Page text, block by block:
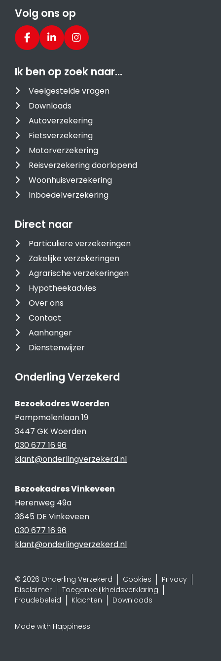
Volg ons op
Ik ben op zoek naar…
Veelgestelde vragen
Downloads
Autoverzekering
Fietsverzekering
Motorverzekering
Reisverzekering doorlopend
Woonhuisverzekering
Inboedelverzekering
Direct naar
Particuliere verzekeringen
Zakelijke verzekeringen
Agrarische verzekeringen
Hypotheekadvies
Over ons
Contact
Aanhanger
Dienstenwijzer
Onderling Verzekerd
Bezoekadres Woerden
Pompmolenlaan 19
3447 GK Woerden
030 677 16 96
klant@onderlingverzekerd.nl
Bezoekadres Vinkeveen
Herenweg 49a
3645 DE Vinkeveen
030 677 16 96
klant@onderlingverzekerd.nl
© 2026 Onderling Verzekerd Cookies
Privacy
Disclaimer
Toegankelijkheidsverklaring
Fraudebeleid
Klachten Downloads
Made with Happiness